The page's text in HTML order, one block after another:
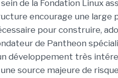
de la Fondation Linux
encourage une
pour construire,
de Pantheon
développement très
une source majeure de